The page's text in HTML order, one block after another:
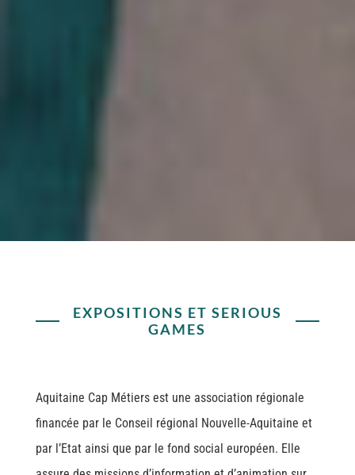
EXPOSITIONS ET SERIOUS
GAMES
Aquitaine Cap Métiers est une association régionale
financée par le Conseil régional Nouvelle-Aquitaine et
par l’Etat ainsi que par le fond social européen. Elle